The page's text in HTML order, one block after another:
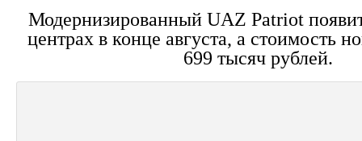
Модернизированный UAZ Patriot
центрах в конце августа, а стоимость
699 тысяч рублей.